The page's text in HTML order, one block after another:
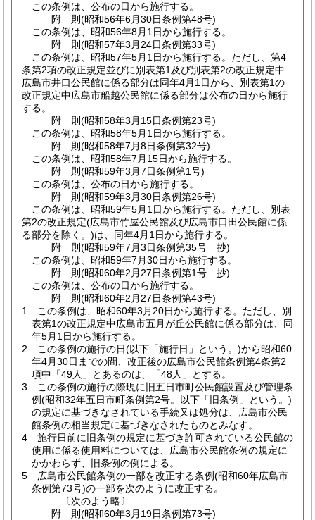
この条例は、公布の日から施行する。
附 則(昭和56年6月30日条例第48号)
この条例は、昭和56年8月1日から施行する。
附 則(昭和57年3月24日条例第33号)
この条例は、昭和57年5月1日から施行する。 ただし、第4
条第2項の改正規定並びに別表第1及び別表第2の改正規定中
広島市井口公民館に係る部分は同年4月1日から、別表第1の
改正規定中広島市船越公民館に係る部分は公布の日から施行
する。
附 則(昭和58年3月15日条例第23号)
この条例は、昭和58年5月1日から施行する。
附 則(昭和58年7月8日条例第32号)
この条例は、昭和58年7月15日から施行する。
附 則(昭和59年3月7日条例第1号)
この条例は、公布の日から施行する。
附 則(昭和59年3月30日条例第26号)
この条例は、昭和59年5月1日から施行する。 ただし、別表
第2の改正規定(広島市竹屋公民館及び広島市口田公民館に係
る部分を除く。)は、同年4月1日から施行する。
附 則(昭和59年7月3日条例第35号 抄)
この条例は、昭和59年7月30日から施行する。
附 則(昭和60年2月27日条例第1号 抄)
この条例は、公布の日から施行する。
附 則(昭和60年2月27日条例第43号)
1
この条例は、昭和60年3月20日から施行する。 ただし、別
表第1の改正規定中広島市五月が丘公民館に係る部分は、同
年5月1日から施行する。
2
この条例の施行の日(以下「施行日」という。)から昭和60
年4月30日までの間、改正後の広島市公民館条例第4条第2
項中「49人」とあるのは、「48人」とする。
3
この条例の施行の際現に旧五日市町公民館設置及び管理条
例(昭和32年五日市町条例第2号。以下「旧条例」という。)
の規定に基づきなされている手続又は処分は、広島市公民
館条例の相当規定に基づきなされたものとみなす。
4
施行日前に旧条例の規定に基づき許可されている公民館の
使用に係る使用料については、広島市公民館条例の規定に
かかわらず、旧条例の例による。
5
広島市公民館条例の一部を改正する条例(昭和60年広島市
条例第73号)の一部を次のように改正する。
〔次のよう略〕
附 則(昭和60年3月19日条例第73号)